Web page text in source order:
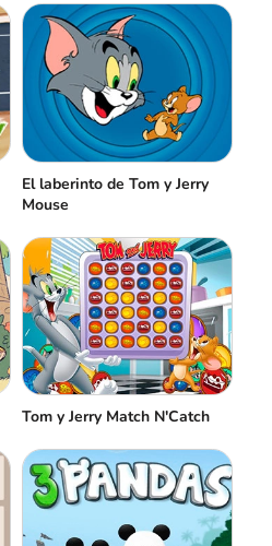
El laberinto de Tom y Jerry
Mouse
Tom y Jerry Match N'Catch